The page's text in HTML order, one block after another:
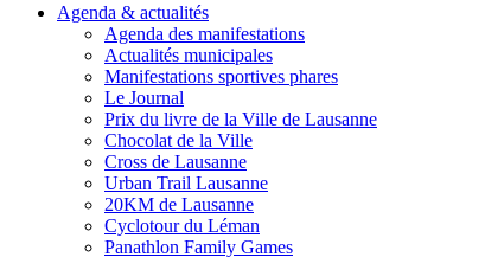
Agenda & actualités
Agenda des manifestations
Actualités municipales
Manifestations sportives phares
Le Journal
Prix du livre de la Ville de Lausanne
Chocolat de la Ville
Cross de Lausanne
Urban Trail Lausanne
20KM de Lausanne
Cyclotour du Léman
Panathlon Family Games